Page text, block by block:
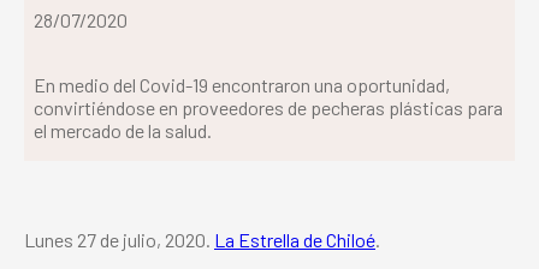
28/07/2020
En medio del Covid-19 encontraron una oportunidad,
convirtiéndose en proveedores de pecheras plásticas para
el mercado de la salud.
Lunes 27 de julio, 2020. La Estrella de Chiloé.